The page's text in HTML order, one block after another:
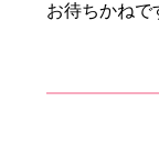
お待ちかねで